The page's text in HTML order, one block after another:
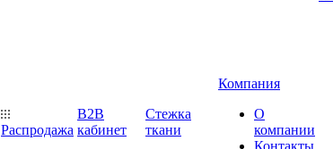
Распродажа
B2B
кабинет
Стежка
ткани
Компания
О
компании
Контакты